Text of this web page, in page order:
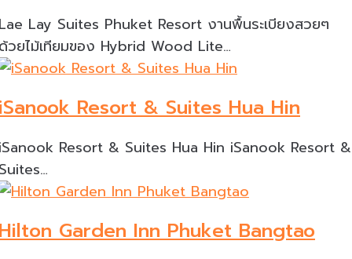
Lay Suites Phuket Resort งานพื้นระเบียงสวยๆ
วยไม้เทียมของ Hybrid Wood Lite…
Resort & Suites Hua Hin
Resort & Suites Hua Hin iSanook Resort &
Garden Inn Phuket Bangtao